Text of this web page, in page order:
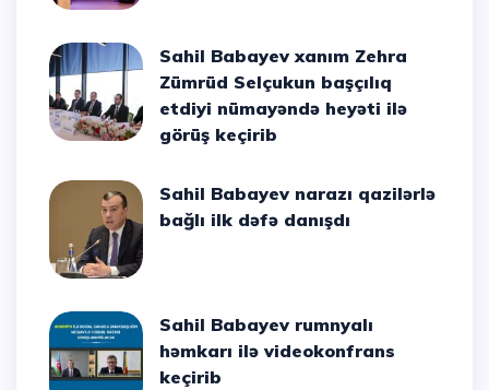
Sahil Babayev xanım Zehra
Zümrüd Selçukun başçılıq
etdiyi nümayəndə heyəti ilə
görüş keçirib
Sahil Babayev narazı qazilərlə
bağlı ilk dəfə danışdı
Sahil Babayev rumnyalı
həmkarı ilə videokonfrans
keçirib